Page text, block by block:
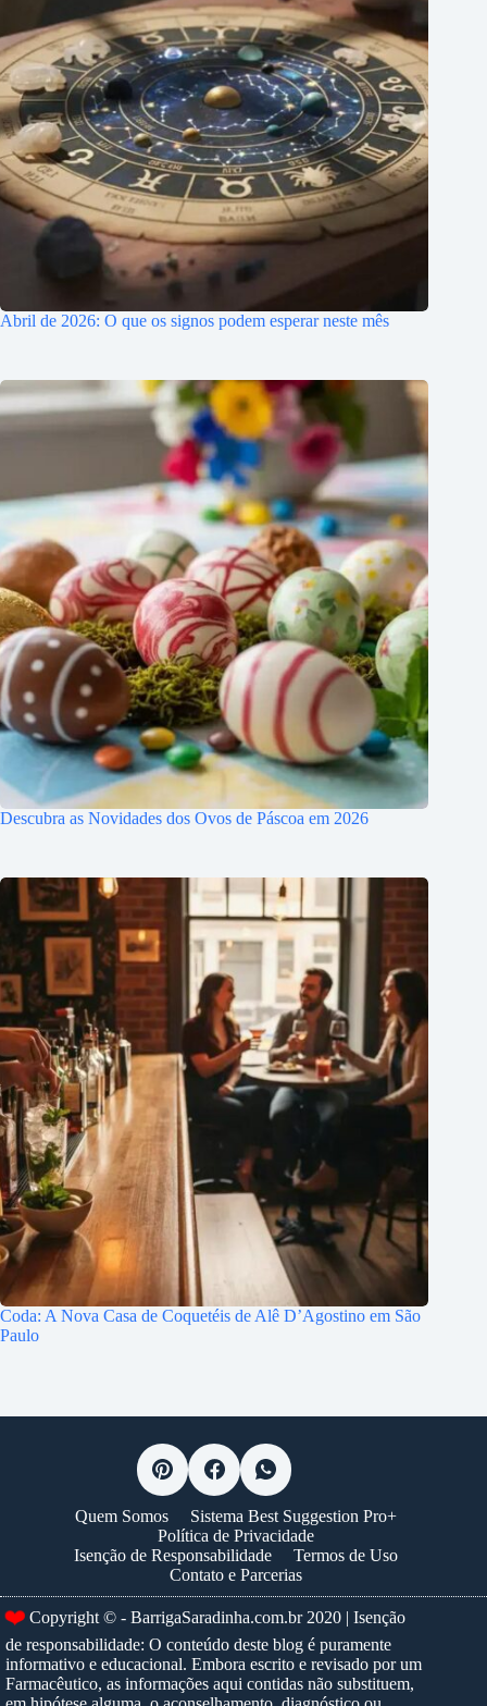
Abril de 2026: O que os signos podem esperar neste mês
Descubra as Novidades dos Ovos de Páscoa em 2026
Coda: A Nova Casa de Coquetéis de Alê D’Agostino em São
Paulo
Quem Somos
Sistema Best Suggestion Pro+
Política de Privacidade
Isenção de Responsabilidade
Termos de Uso
Contato e Parcerias
❤️ Copyright © - BarrigaSaradinha.com.br 2020 | Isenção
de responsabilidade: O conteúdo deste blog é puramente
informativo e educacional. Embora escrito e revisado por um
Farmacêutico, as informações aqui contidas não substituem,